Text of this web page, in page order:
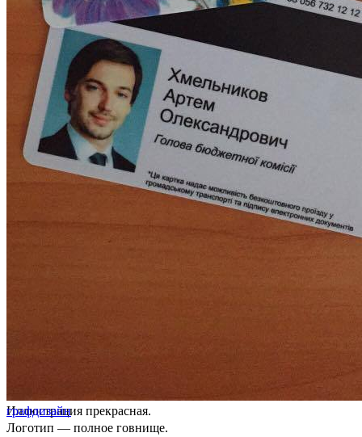
Иллюстрация прекрасная.
Логотип — полное говнище.
графдизайн